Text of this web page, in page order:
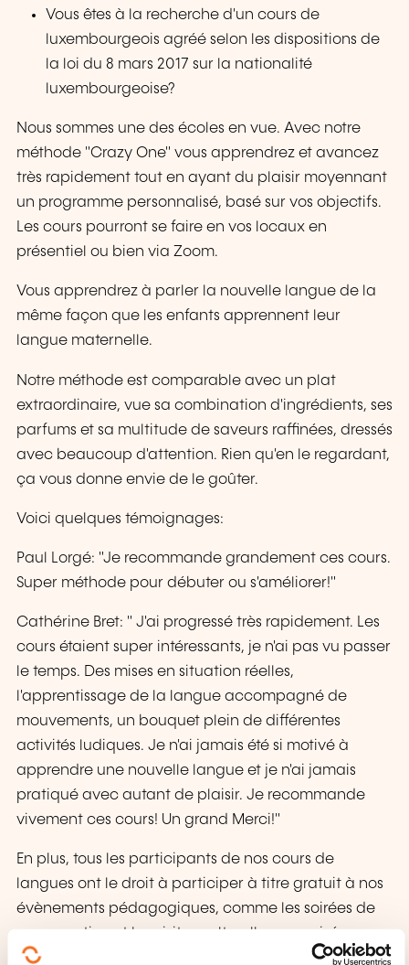
Vous êtes à la recherche d'un cours de
luxembourgeois agréé selon les dispositions de
la loi du 8 mars 2017 sur la nationalité
luxembourgeoise?
Nous sommes une des écoles en vue. Avec notre
méthode "Crazy One" vous apprendrez et avancez
très rapidement tout en ayant du plaisir moyennant
un programme personnalisé, basé sur vos objectifs.
Les cours pourront se faire en vos locaux en
présentiel ou bien via Zoom.
Vous apprendrez à parler la nouvelle langue de la
même façon que les enfants apprennent leur
langue maternelle.
Notre méthode est comparable avec un plat
extraordinaire, vue sa combination d'ingrédients, ses
parfums et sa multitude de saveurs raffinées, dressés
avec beaucoup d'attention. Rien qu'en le regardant,
ça vous donne envie de le goûter.
Voici quelques témoignages:
Paul Lorgé: "Je recommande grandement ces cours.
Super méthode pour débuter ou s'améliorer!"
Cathérine Bret: " J'ai progressé très rapidement. Les
cours étaient super intéressants, je n'ai pas vu passer
le temps. Des mises en situation réelles,
l'apprentissage de la langue accompagné de
mouvements, un bouquet plein de différentes
activités ludiques. Je n'ai jamais été si motivé à
apprendre une nouvelle langue et je n'ai jamais
pratiqué avec autant de plaisir. Je recommande
vivement ces cours! Un grand Merci!"
En plus, tous les participants de nos cours de
langues ont le droit à participer à titre gratuit à nos
évènements pédagogiques, comme les soirées de
conversation et les visites culturelles organisées
mensuellement, ayant comme but, de pratiquer la